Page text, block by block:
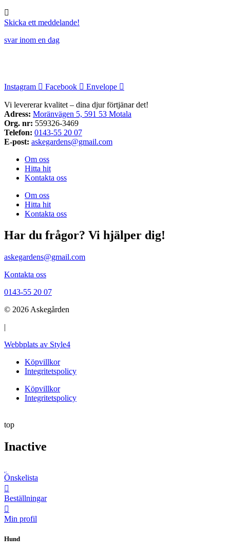
Skicka ett meddelande!
svar inom en dag
Instagram Facebook Envelope
Vi levererar kvalitet – dina djur förtjänar det!
Adress: Moränvägen 5, 591 53 Motala
Org. nr: 559326-3469
Telefon: 0143-55 20 07
E-post: askegardens@gmail.com
Om oss
Hitta hit
Kontakta oss
Om oss
Hitta hit
Kontakta oss
Har du frågor? Vi hjälper dig!
askegardens@gmail.com
Kontakta oss
0143-55 20 07
© 2026 Askegården
|
Webbplats av Style4
Köpvillkor
Integritetspolicy
Köpvillkor
Integritetspolicy
top
Inactive
Önskelista
Beställningar
Min profil
Hund